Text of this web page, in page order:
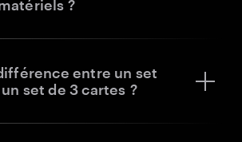
?
entre un set
set de 3 cartes ?